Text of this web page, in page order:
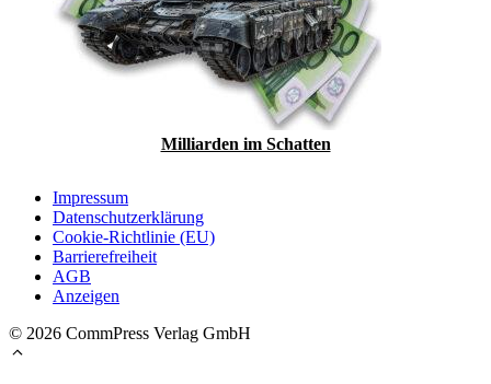
Milliarden im Schatten
Impressum
Datenschutzerklärung
Cookie-Richtlinie (EU)
Barrierefreiheit
AGB
Anzeigen
© 2026 CommPress Verlag GmbH